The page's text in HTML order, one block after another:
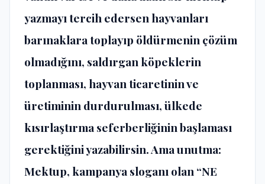
yazmayı tercih edersen hayvanları
barınaklara toplayıp öldürmenin çözüm
olmadığını, saldırgan köpeklerin
toplanması, hayvan ticaretinin ve
üretiminin durdurulması, ülkede
kısırlaştırma seferberliğinin başlaması
gerektiğini yazabilirsin. Ama unutma:
Mektup, kampanya sloganı olan “NE